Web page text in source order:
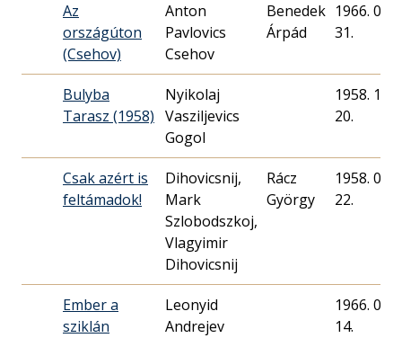
Az
országúton
(Csehov)
Anton
Pavlovics
Csehov
Benedek
Árpád
1966. 07.
31.
Bulyba
Tarasz (1958)
Nyikolaj
Vasziljevics
Gogol
1958. 10.
20.
Csak azért is
feltámadok!
Dihovicsnij,
Mark
Szlobodszkoj,
Vlagyimir
Dihovicsnij
Rácz
György
1958. 02.
22.
Ember a
sziklán
Leonyid
Andrejev
1966. 09.
14.